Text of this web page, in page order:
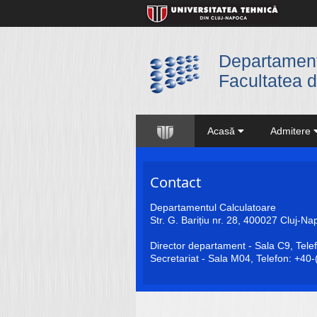
Facultatea
Acasă Admitere
Contact
Departamentul Calculatoare
Str. G. Barițiu nr. 28, 400027 Cluj-
Director departament - Sala C9,
Secretariat - Sala M04, Telefon: